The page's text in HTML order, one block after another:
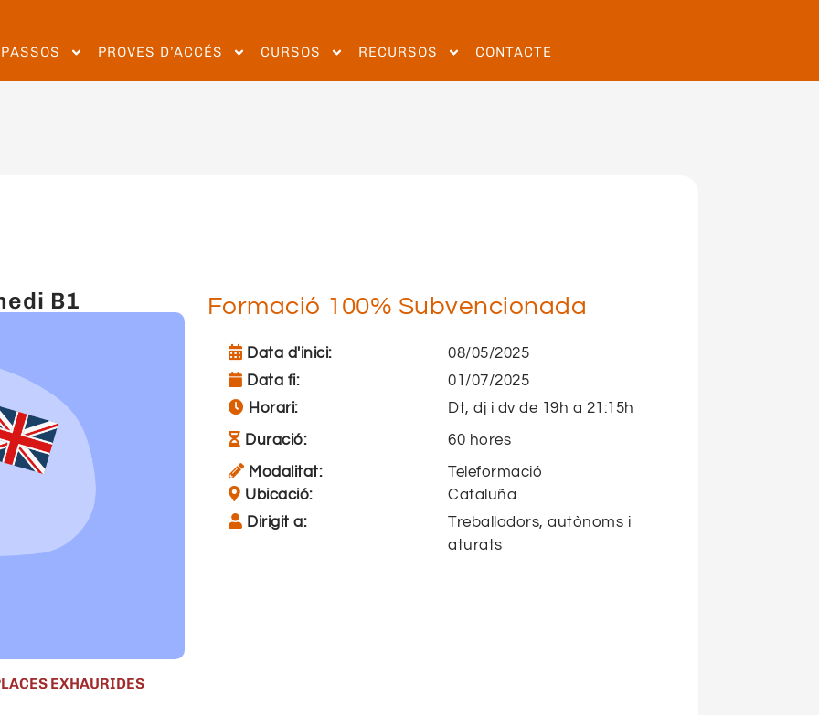
PROVES D’ACCÉS CURSOS RECURSOS CONTACTE
B1
EXHAURIDES
Formació 100% Subvencionada
Data d'inici:
08/05/2025
Data fi:
01/07/2025
Horari:
Dt, dj i dv de 19h a 21:15h
Duració:
60 hores
Modalitat:
Teleformació
Ubicació:
Cataluña
Dirigit a:
Treballadors, autònoms i
aturats